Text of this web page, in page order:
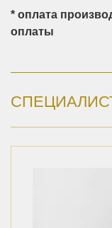
* оплата
оплаты